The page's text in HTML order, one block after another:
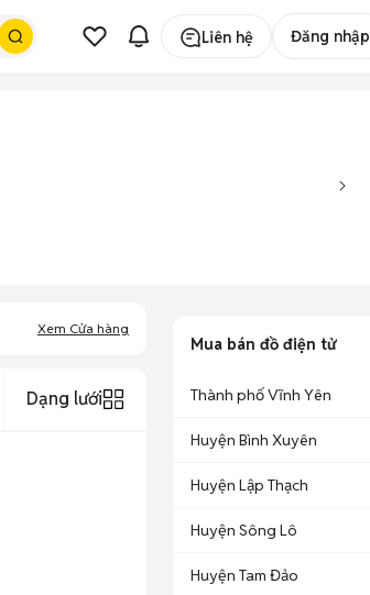
Liên hệ Đăng nhập
Xem Cửa hàng
Dạng lưới
Mua bán đồ điện tử
Thành phố Vĩnh Yên
Huyện Bình Xuyên
Huyện Lập Thạch
Huyện Sông Lô
Huyện Tam Đảo